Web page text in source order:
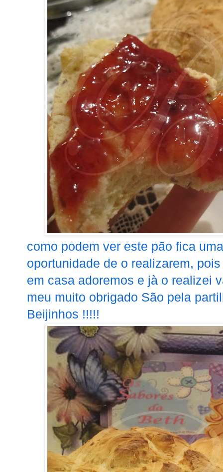
como podem ver este pão fica
oportunidade de o realizarem,
em casa adoremos e jà o realizei
meu muito obrigado São pela
Beijinhos !!!!!